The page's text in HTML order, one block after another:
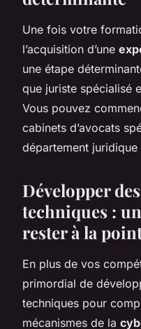
Une fois votre
l’acquisition d’une
une étape
que juriste spécialisé
Vous pouvez
cabinets d’avocats
département juridique
Développer
techniques :
rester à la
En plus de vos
primordial de
techniques pour
mécanismes de la